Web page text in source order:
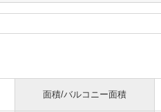
面積/バルコニー面積